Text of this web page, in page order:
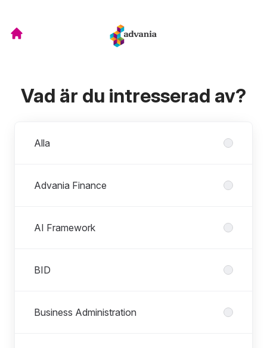
Vad är du intresserad av?
Alla
Advania Finance
AI Framework
BID
Business Administration